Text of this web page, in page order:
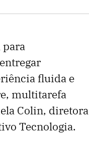
para
fluida e
multitarefa
Colin, diretora
Tecnologia.